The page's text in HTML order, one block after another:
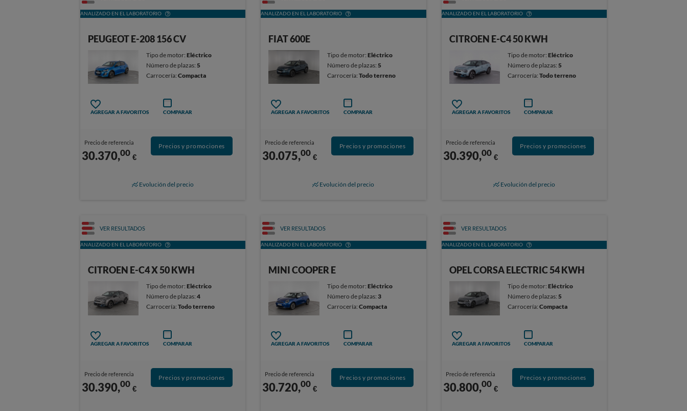
ANALIZADO EN EL LABORATORIO
PEUGEOT E-208 156 CV
Tipo de motor:Eléctrico
Número de plazas:5
Carrocería:Compacta
AGREGAR A FAVORITOS COMPARAR
Precio de referencia
30.370,00 €
Precios y promociones
Evolución del precio
ANALIZADO EN EL LABORATORIO
FIAT 600E
Tipo de motor: Eléctrico
Número de plazas: 5
Carrocería: Todo terreno
AGREGAR A FAVORITOS COMPARAR
Precio de referencia
30.075,00 €
Precios y promociones
Evolución del precio
ANALIZADO EN EL LABORATORIO
CITROEN E-C4 50 KWH
Tipo de motor: Eléctrico
Número de plazas: 5
Carrocería: Todo terreno
AGREGAR A FAVORITOS COMPARAR
Precio de referencia
30.390,00 €
Precios y promociones
Evolución del precio
VER RESULTADOS
ANALIZADO EN EL LABORATORIO
CITROEN E-C4 X 50 KWH
Tipo de motor:Eléctrico
Número de plazas:4
Carrocería:Todo terreno
AGREGAR A FAVORITOS COMPARAR
Precio de referencia
30.390,00 €
Precios y promociones
VER RESULTADOS
ANALIZADO EN EL LABORATORIO
MINI COOPER E
Tipo de motor: Eléctrico
Número de plazas: 3
Carrocería: Compacta
AGREGAR A FAVORITOS COMPARAR
Precio de referencia
30.720,00 €
Precios y promociones
VER RESULTADOS
ANALIZADO EN EL LABORATORIO
OPEL CORSA ELECTRIC 54 KWH
Tipo de motor: Eléctrico
Número de plazas: 5
Carrocería: Compacta
AGREGAR A FAVORITOS COMPARAR
Precio de referencia
30.800,00 €
Precios y promociones